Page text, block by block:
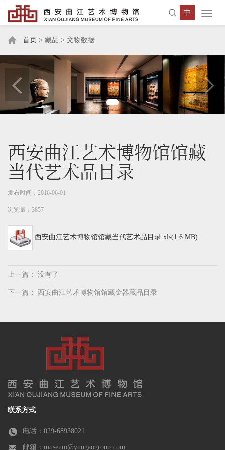
中
首页 > 藏品 > 文物数据
西安曲江艺术博物馆馆藏
当代艺术品目录
发布时间：2016-06-01
浏览量：3857
西安曲江艺术博物馆馆藏当代艺术品目录.xls(1.6 MB)
上一篇： 没有了
下一篇： 西安曲江艺术博物馆馆藏金器藏品目录
联系方式
电话：029-68938021
邮箱：museum@yungaogroup.com